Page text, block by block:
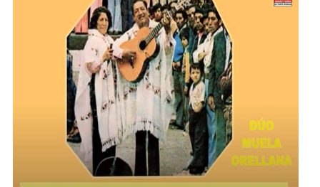
Auténticos
Trovadores